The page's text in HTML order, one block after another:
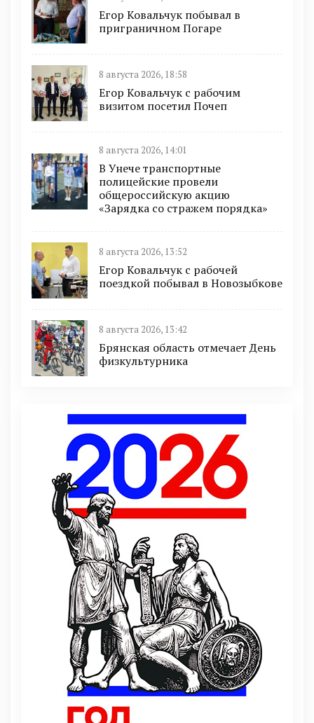
Егор Ковальчук побывал в
приграничном Погаре
8 августа 2026, 18:58
Егор Ковальчук с рабочим
визитом посетил Почеп
8 августа 2026, 14:01
В Унече транспортные
полицейские провели
общероссийскую акцию
«Зарядка со стражем порядка»
8 августа 2026, 13:52
Егор Ковальчук с рабочей
поездкой побывал в Новозыбкове
8 августа 2026, 13:42
Брянская область отмечает День
физкультурника